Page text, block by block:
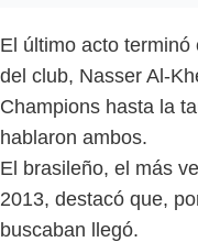
El último acto
del club, Nasser Al-
Champions hasta la
hablaron ambos.
El brasileño, el más
2013, destacó que,
buscaban llegó.